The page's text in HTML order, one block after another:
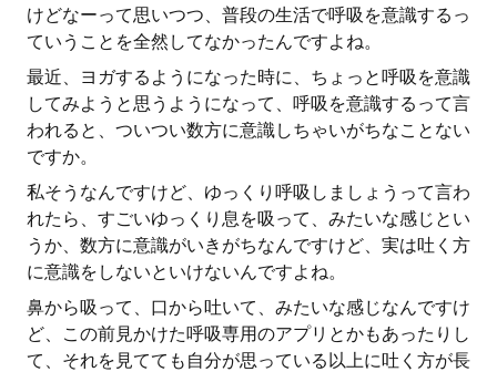
けどなーって思いつつ、普段の生活で呼吸を意識するっ
ていうことを全然してなかったんですよね。
最近、ヨガするようになった時に、ちょっと呼吸を意識
してみようと思うようになって、呼吸を意識するって言
われると、ついつい数方に意識しちゃいがちなことない
ですか。
私そうなんですけど、ゆっくり呼吸しましょうって言わ
れたら、すごいゆっくり息を吸って、みたいな感じとい
うか、数方に意識がいきがちなんですけど、実は吐く方
に意識をしないといけないんですよね。
鼻から吸って、口から吐いて、みたいな感じなんですけ
ど、この前見かけた呼吸専用のアプリとかもあったりし
て、それを見てても自分が思っている以上に吐く方が長